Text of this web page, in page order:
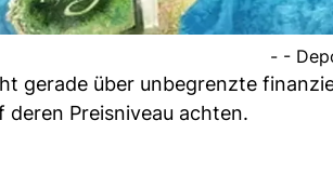
- -
gerade über unbegrenzte
deren Preisniveau achten.